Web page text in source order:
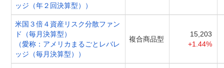
ッジ（年２回決算型））
米国３倍４資産リスク分散ファン
ド（毎月決算型）
（愛称：アメリカまるごとレバレ
ッジ（毎月決算型））
複合商品型
15,203
+1.44%